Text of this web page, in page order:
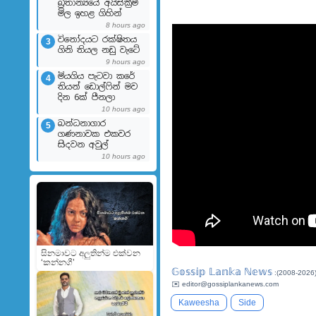
බ්‍රිතාන්‍යයේ අයිස්ක්‍රීම්
මිල ඉහළ ගිහින්
8 hours ago
3
විනෝදයට රක්ෂිතය
ගිනි තියල නඩු වැටේ
9 hours ago
4
මියගිය පැටවා කරේ
තියන් ඩොල්ෆින් මව
දින 6ක් පීනලා
10 hours ago
5
බන්ධනාගාර
ගණනාවක එකවර
සිදවන අවුල්
10 hours ago
සිනමාවට අලුතින්ම එක්වන
‘කන්නගී’
𝔾𝕠𝕤𝕤𝕚𝕡 𝕃𝕒𝕟𝕜𝕒 ℕ𝕖𝕨𝕤 :(2008-2026)
✉️ editor@gossiplankanews.com
Kaweesha Side